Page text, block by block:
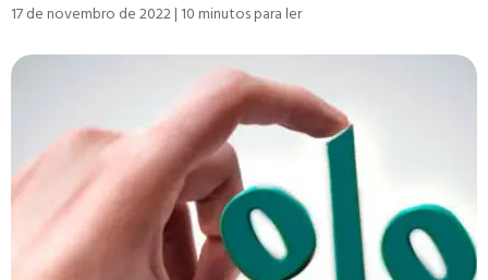
17 de novembro de 2022| 10minutos para ler